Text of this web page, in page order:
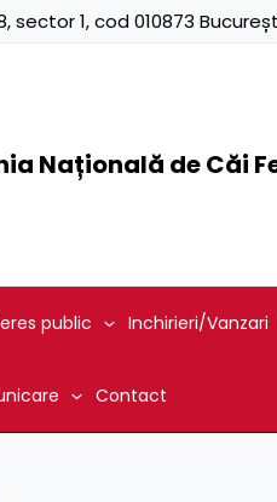
sector 1, cod 010873
Națională de Căi
public Inchirieri/Vanzari
Contact